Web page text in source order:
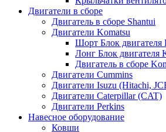
Двигатели в сборе
Двигатель в сборе Shantui
Двигатели Komatsu
Шорт Блок двигателя
Лонг Блок двигателя
Двигатель в сборе
Двигатели Cummins
Двигатели Isuzu (Hitachi,
Двигатели Caterpillar (CAT)
Двигатели Perkins
Навесное оборудование
Ковши